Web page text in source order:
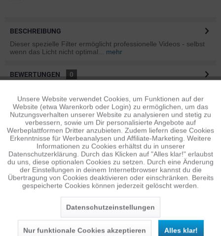
BESCHREIBUNG
Dieser spezielle Filter ermöglicht professionelle Videos - selbst
wenn das Licht nicht optimal...
mehr
BEWERTUNGEN
0
ÄHNLICHE ARTIKEL
Diese Artikel sind dem Produkt ähnlich ...mehr
Persönliche Empfehlungen
Funktionale Aktiv
Tracking Inaktiv
Personalisierung Inaktiv
Service Inaktiv
Unsere Website verwendet Cookies, um Funktionen auf der
Website (etwa Warenkorb oder Login) zu ermöglichen, um das
Nutzungsverhalten unserer Website zu analysieren und stetig zu
verbessern, sowie um Dir personalisierte Angebote auf
Werbeplattformen Dritter anzubieten. Zudem liefern diese Cookies
Erkenntnisse für Werbeanalysen und Affiliate-Marketing. Weitere
Informationen zu Cookies erhältst du in unserer
Datenschutzerklärung. Durch das Klicken auf "Alles klar!" erlaubst
du uns, diese optionalen Cookies zu setzen. Durch eine Änderung
der Einstellungen in deinem Internetbrowser kannst du die
Übertragung von Cookies deaktivieren oder einschränken. Bereits
gespeicherte Cookies können jederzeit gelöscht werden.
Datenschutzeinstellungen
Nur funktionale Cookies akzeptieren Alles klar!